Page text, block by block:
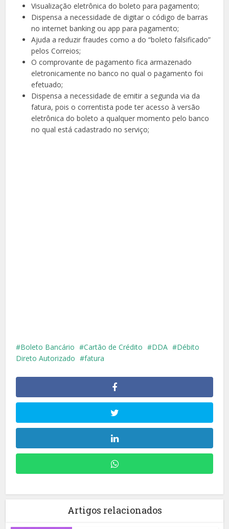
Visualização eletrônica do boleto para pagamento;
Dispensa a necessidade de digitar o código de barras
no internet banking ou app para pagamento;
Ajuda a reduzir fraudes como a do “boleto falsificado”
pelos Correios;
O comprovante de pagamento fica armazenado
eletronicamente no banco no qual o pagamento foi
efetuado;
Dispensa a necessidade de emitir a segunda via da
fatura, pois o correntista pode ter acesso à versão
eletrônica do boleto a qualquer momento pelo banco
no qual está cadastrado no serviço;
Boleto Bancário Cartão de Crédito DDA
Débito
Direto Autorizado
fatura
Artigos relacionados